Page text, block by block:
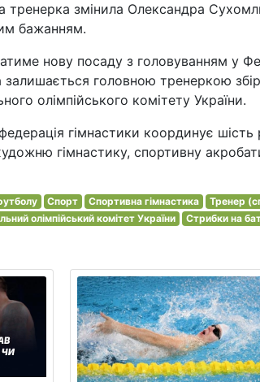
тренерка змінила Олександра
бажанням.
нову посаду з головуванням у
залишається головною тренеркою
олімпійського комітету України.
гімнастики координує шість
гімнастику, спортивну
Спорт Спортивна гімнастика Тренер
олімпійський комітет України Стрибки на